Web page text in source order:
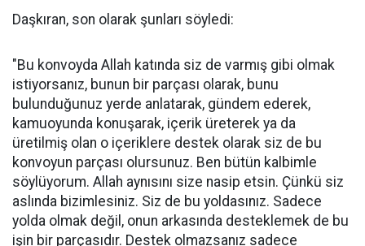
Daşkıran, son olarak şunları söyledi:
"Bu konvoyda Allah katında siz de varmış gibi olmak
istiyorsanız, bunun bir parçası olarak, bunu
bulunduğunuz yerde anlatarak, gündem ederek,
kamuoyunda konuşarak, içerik üreterek ya da
üretilmiş olan o içeriklere destek olarak siz de bu
konvoyun parçası olursunuz. Ben bütün kalbimle
söylüyorum. Allah aynısını size nasip etsin. Çünkü siz
aslında bizimlesiniz. Siz de bu yoldasınız. Sadece
yolda olmak değil, onun arkasında desteklemek de bu
işin bir parçasıdır. Destek olmazsanız sadece